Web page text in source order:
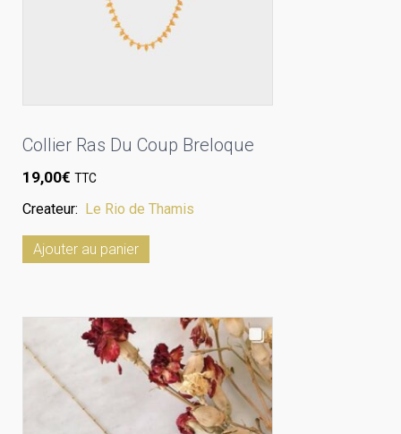
Collier Ras Du Coup Breloque
19,00€ TTC
Createur: Le Rio de Thamis
Ajouter au panier